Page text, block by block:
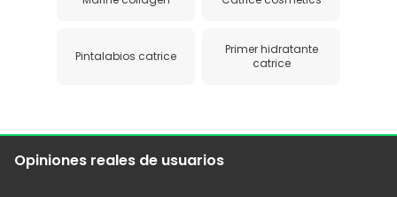
Pintalabios catrice
Primer hidratante
catrice
Opiniones reales de usuarios